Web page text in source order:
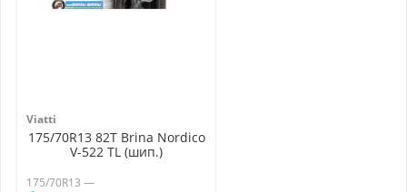
Viatti
175/70R13 82T Brina Nordico
V-522 TL (шип.)
175/70R13 —